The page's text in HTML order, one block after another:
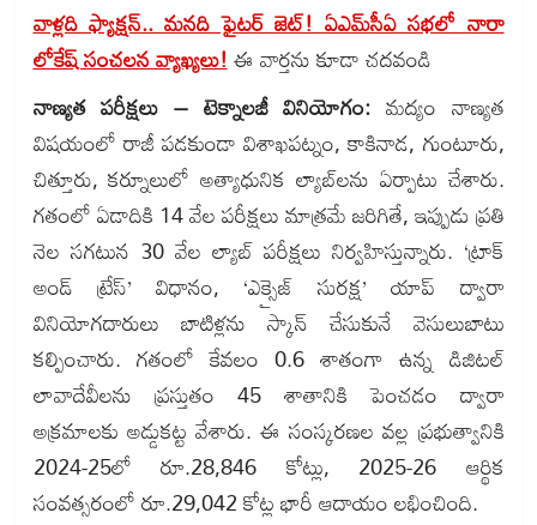
వాళ్లది ఫ్యాక్షన్.. మనది ఫైటర్ జెట్! ఏఎమ్‌సీఏ సభలో నారా
లోకేష్ సంచలన వ్యాఖ్యలు!ఈ వార్తను కూడా చదవండి
నాణ్యత పరీక్షలు – టెక్నాలజీ వినియోగం: మద్యం నాణ్యత
విషయంలో రాజీ పడకుండా విశాఖపట్నం, కాకినాడ, గుంటూరు,
చిత్తూరు, కర్నూలులో అత్యాధునిక ల్యాబ్‌లను ఏర్పాటు చేశారు.
గతంలో ఏడాదికి 14 వేల పరీక్షలు మాత్రమే జరిగితే, ఇప్పుడు ప్రతి
నెల సగటున 30 వేల ల్యాబ్ పరీక్షలు నిర్వహిస్తున్నారు. ‘ట్రాక్
అండ్ ట్రేస్’ విధానం, ‘ఎక్సైజ్ సురక్ష’ యాప్ ద్వారా
వినియోగదారులు బాటిళ్లను స్కాన్ చేసుకునే వెసులుబాటు
కల్పించారు. గతంలో కేవలం 0.6 శాతంగా ఉన్న డిజిటల్
లావాదేవీలను ప్రస్తుతం 45 శాతానికి పెంచడం ద్వారా
అక్రమాలకు అడ్డుకట్ట వేశారు. ఈ సంస్కరణల వల్ల ప్రభుత్వానికి
2024-25లో రూ.28,846 కోట్లు, 2025-26 ఆర్థిక
సంవత్సరంలో రూ.29,042 కోట్ల భారీ ఆదాయం లభించింది.